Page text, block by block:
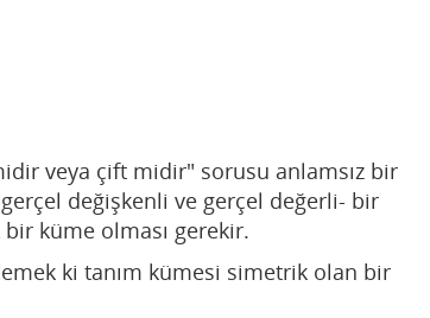
veya çift midir" sorusu anlamsız bir
değişkenli ve gerçel değerli- bir
küme olması gerekir.
ki tanım kümesi simetrik olan bir